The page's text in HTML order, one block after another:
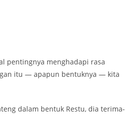
pentingnya menghadapi rasa
itu — apapun bentuknya — kita
dalam bentuk Restu, dia terima-